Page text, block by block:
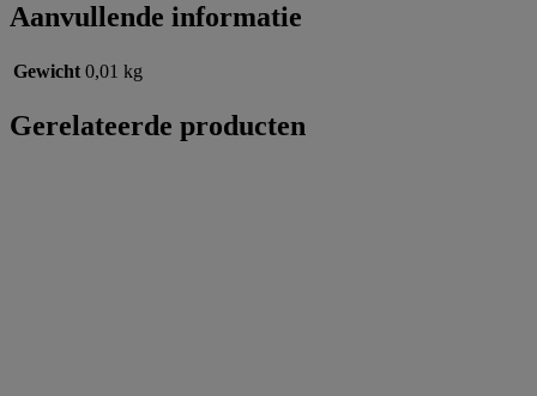
Aanvullende informatie
Gewicht 0,01 kg
Gerelateerde producten